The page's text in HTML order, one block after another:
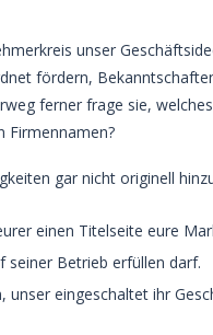
unser
fördern,
ferner frage sie,
Firmennamen?
gar nicht originell
einen Titelseite eure
seiner Betrieb erfüllen darf.
eingeschaltet ihr